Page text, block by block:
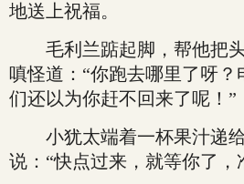
地送上祝福。
毛利兰踮起脚，帮他把头
嗔怪道：“你跑去哪里了呀？
们还以为你赶不回来了呢！”
小犹太端着一杯果汁递给
说：“快点过来，就等你了，